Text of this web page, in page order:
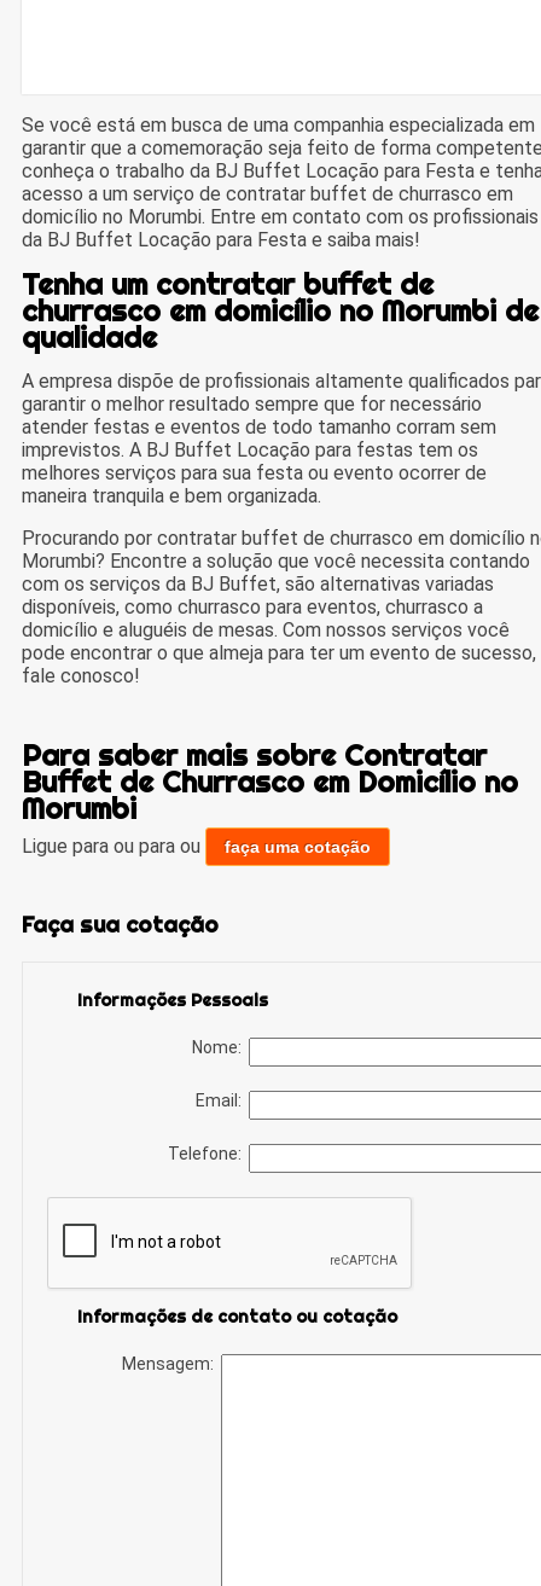
Se você está em busca de uma companhia especializada em
garantir que a comemoração seja feito de forma
conheça o trabalho da BJ Buffet Locação para Festa e
acesso a um serviço de contratar buffet de churrasco em
domicílio no Morumbi. Entre em contato com os profissionais
da BJ Buffet Locação para Festa e saiba mais!
Tenha um contratar buffet de
churrasco em domicílio no Morumbi de
qualidade
A empresa dispõe de profissionais altamente qualificados
garantir o melhor resultado sempre que for necessário
atender festas e eventos de todo tamanho corram sem
imprevistos. A BJ Buffet Locação para festas tem os
melhores serviços para sua festa ou evento ocorrer de
maneira tranquila e bem organizada.
Procurando por contratar buffet de churrasco em domicílio
Morumbi? Encontre a solução que você necessita contando
com os serviços da BJ Buffet, são alternativas variadas
disponíveis, como churrasco para eventos, churrasco a
domicílio e aluguéis de mesas. Com nossos serviços você
pode encontrar o que almeja para ter um evento de sucesso,
fale conosco!
Para saber mais sobre Contratar
Buffet de Churrasco em Domicílio no
Morumbi
Ligue para ou para ou faça uma cotação
Faça sua cotação
Informações Pessoais
Nome:
Email:
Telefone:
Informações de contato ou cotação
Mensagem: